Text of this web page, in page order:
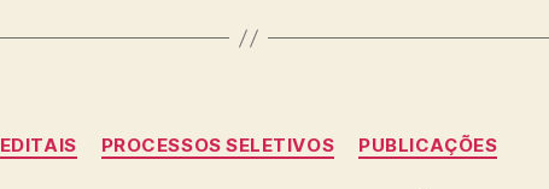
Categorias
EDITAIS PROCESSOS SELETIVOS PUBLICAÇÕES